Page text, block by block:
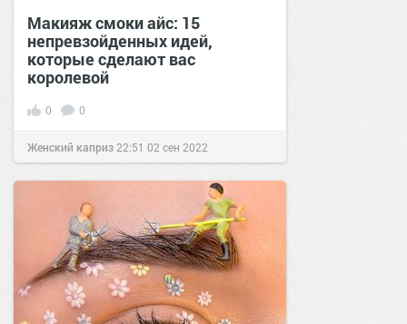
Макияж смоки айс: 15
непревзойденных идей,
которые сделают вас
королевой
0 0
Женский каприз 22:51 02 сен 2022